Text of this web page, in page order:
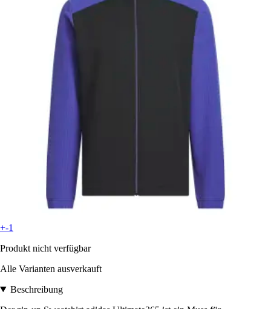
+-1
Produkt nicht verfügbar
Alle Varianten ausverkauft
Beschreibung